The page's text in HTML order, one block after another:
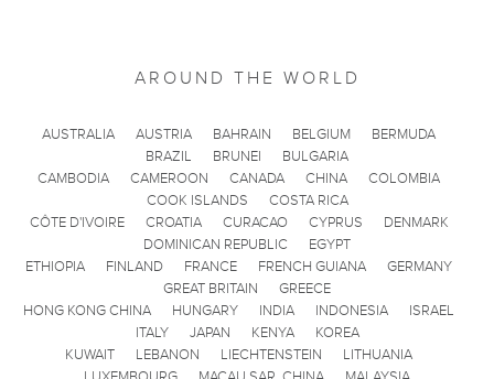
AROUND THE WORLD
AUSTRALIA AUSTRIA BAHRAIN BELGIUM
BERMUDA
BRAZIL
BRUNEI
BULGARIA
CAMBODIA
CAMEROON CANADA CHINA
COLOMBIA
COOK ISLANDS
COSTA RICA
CÔTE D'IVOIRE
CROATIA CURACAO CYPRUS
DENMARK
DOMINICAN REPUBLIC
EGYPT
ETHIOPIA
FINLAND FRANCE FRENCH GUIANA
GERMANY
GREAT BRITAIN
GREECE
HONG KONG CHINA
HUNGARY INDIA INDONESIA
ISRAEL
ITALY
JAPAN KENYA
KOREA
KUWAIT
LEBANON LIECHTENSTEIN
LITHUANIA